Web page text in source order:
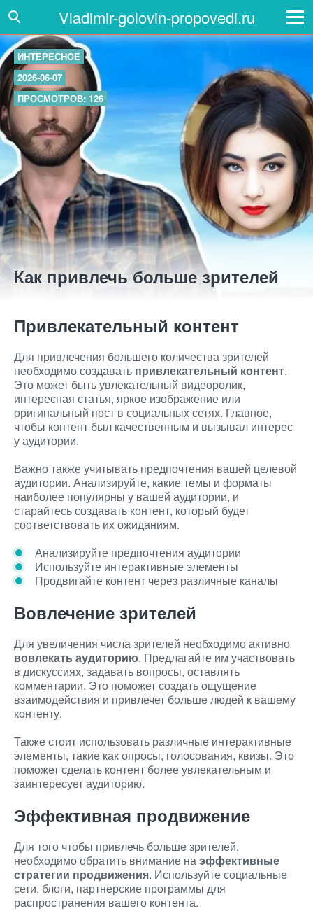
Vladimir-golovin-propovedi.ru
ИНТЕРЕСНОЕ
2026-06-07
ПРОСМОТРОВ: 126
Как привлечь больше зрителей
Привлекательный контент
Для привлечения большего количества зрителей
необходимо создавать привлекательный контент.
Это может быть увлекательный видеоролик,
интересная статья, яркое изображение или
оригинальный пост в социальных сетях. Главное,
чтобы контент был качественным и вызывал интерес
у аудитории.
Важно также учитывать предпочтения вашей целевой
аудитории. Анализируйте, какие темы и форматы
наиболее популярны у вашей аудитории, и
старайтесь создавать контент, который будет
соответствовать их ожиданиям.
Анализируйте предпочтения аудитории
Используйте интерактивные элементы
Продвигайте контент через различные каналы
Вовлечение зрителей
Для увеличения числа зрителей необходимо активно
вовлекать аудиторию. Предлагайте им участвовать
в дискуссиях, задавать вопросы, оставлять
комментарии. Это поможет создать ощущение
взаимодействия и привлечет больше людей к вашему
контенту.
Также стоит использовать различные интерактивные
элементы, такие как опросы, голосования, квизы. Это
поможет сделать контент более увлекательным и
заинтересует аудиторию.
Эффективная продвижение
Для того чтобы привлечь больше зрителей,
необходимо обратить внимание наэффективные
стратегии продвижения. Используйте социальные
сети, блоги, партнерские программы для
распространения вашего контента.